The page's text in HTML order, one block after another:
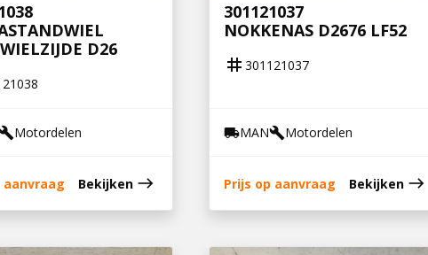
D26
Motordelen
aanvraag Bekijken east
301121037
NOKKENAS D2676 LF52
tag 301121037
local_shippingMANbuildMotordelen
Prijs op aanvraag Bekijken east